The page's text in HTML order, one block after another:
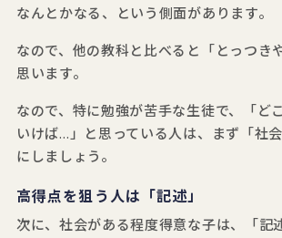
なんとかなる、という側面があります。
なので、他の教科と比べると「とっつき
思います。
なので、特に勉強が苦手な生徒で、「ど
いけば…」と思っている人は、まず「社
にしましょう。
高得点を狙う人は「記述」
次に、社会がある程度得意な子は、「記